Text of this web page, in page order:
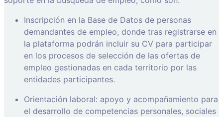
Inscripción en la Base de Datos de personas
demandantes de empleo, donde tras registrarse en
la plataforma podrán incluir su CV para participar
en los procesos de selección de las ofertas de
empleo gestionadas en cada territorio por las
entidades participantes.
Orientación laboral: apoyo y acompañamiento para
el desarrollo de competencias personales, sociales